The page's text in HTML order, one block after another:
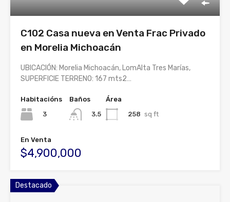
C102 Casa nueva en Venta Frac Privado
en Morelia Michoacán
UBICACIÓN: Morelia Michoacán, LomAlta Tres Marías,
SUPERFICIE TERRENO: 167 mts2…
Habitacións
3
Baños
3.5
Área
258 sq ft
En Venta
$4,900,000
Destacado